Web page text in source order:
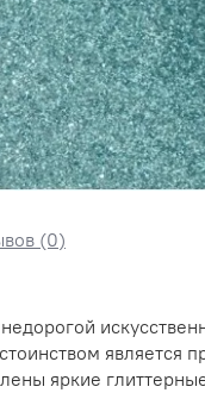
(0)
является
яркие